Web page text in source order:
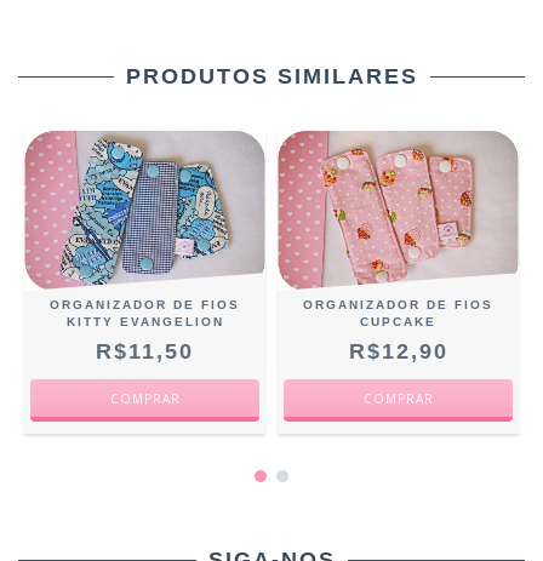
PRODUTOS SIMILARES
ORGANIZADOR DE FIOS
KITTY EVANGELION
R$11,50
ORGANIZADOR DE FIOS
CUPCAKE
R$12,90